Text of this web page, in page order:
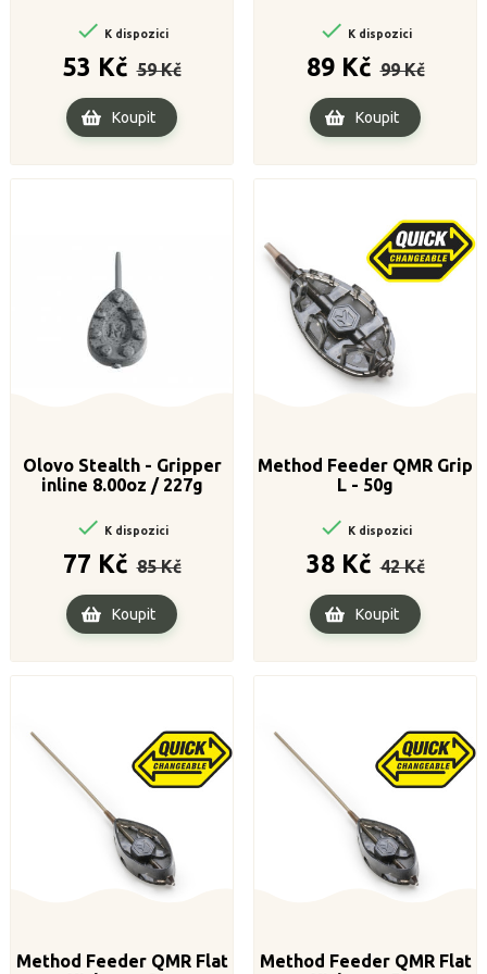
 K dispozici
53 Kč cena
59 Kč
Cena
Koupit
 K dispozici
89 Kč cena
99 Kč
Cena
Koupit
Olovo Stealth - Gripper
inline 8.00oz / 227g
 K dispozici
77 Kč cena
85 Kč
Koupit
Method Feeder QMR Grip
L - 50g
 K dispozici
38 Kč cena
42 Kč
Koupit
Method Feeder QMR Flat
Method Feeder QMR Flat